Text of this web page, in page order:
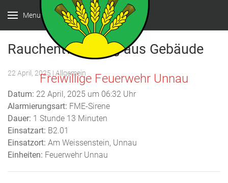
Menu
Freiwillige Feuerwehr Unnau
Rauchentwicklung aus Gebäude
22 April, 2025 | Allgemein
Datum: 22 April, 2025 um 06:32 Uhr
Alarmierungsart: FME-Sirene
Dauer: 1 Stunde 13 Minuten
Einsatzart: B2.01
Einsatzort: Am Weissenstein, Unnau
Einheiten: Feuerwehr Unnau